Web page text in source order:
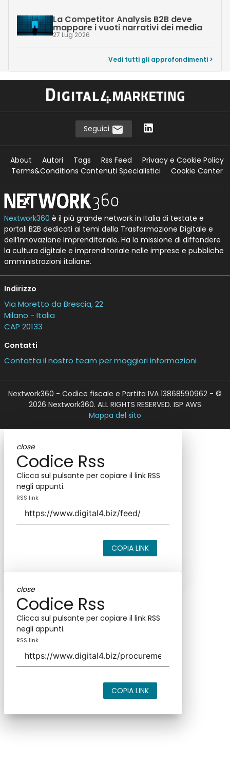
La Competitor Analysis B2B deve
mappare i vuoti narrativi dei media
27 Lug 2026
Vedi tutti gli approfondimenti >
Seguici
About Autori Tags Rss Feed
Privacy e Cookie Policy
Terms&Conditions Contenuti Specialistici
Cookie Center
Nextwork360 è il più grande network in Italia di testate e
portali B2B dedicati ai temi della Trasformazione Digitale e
dell’Innovazione Imprenditoriale. Ha la missione di diffondere
la cultura digitale e imprenditoriale nelle imprese e pubbliche
amministrazioni italiane.
Indirizzo
Via Moretto da Brescia, 22
Milano - Italia
CAP 20133
Contatti
Contatta il nostro team per maggiori informazioni
Nextwork360 - Codice fiscale e Partita IVA 13868590962 - ©
2026 Nextwork360. ALL RIGHTS RESERVED. ISP AWS
Mappa del sito
close
Codice Rss
Clicca sul pulsante per copiare il link RSS
negli appunti.
RSS link
COPIA LINK
close
Codice Rss
Clicca sul pulsante per copiare il link RSS
negli appunti.
RSS link
COPIA LINK